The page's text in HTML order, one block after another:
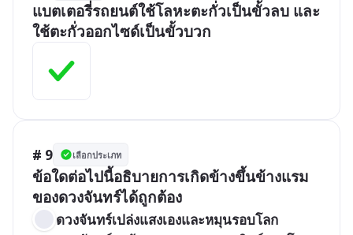
แบตเตอรี่รถยนต์ใช้โลหะตะกั่วเป็นขั้วลบ และ
ใช้ตะกั่วออกไซด์เป็นขั้วบวก
# 9 เลือกประเภท
ข้อใดต่อไปนี้อธิบายการเกิดข้างขึ้นข้างแรม
ของดวงจันทร์ได้ถูกต้อง
ดวงจันทร์เปล่งแสงเองและหมุนรอบโลก